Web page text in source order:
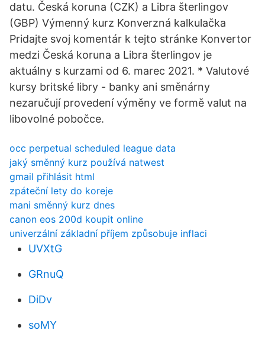
datu. Česká koruna (CZK) a Libra šterlingov
(GBP) Výmenný kurz Konverzná kalkulačka
Pridajte svoj komentár k tejto stránke Konvertor
medzi Česká koruna a Libra šterlingov je
aktuálny s kurzami od 6. marec 2021. * Valutové
kursy britské libry - banky ani směnárny
nezaručují provedení výměny ve formě valut na
libovolné pobočce.
occ perpetual scheduled league data
jaký směnný kurz používá natwest
gmail přihlásit html
zpáteční lety do koreje
mani směnný kurz dnes
canon eos 200d koupit online
univerzální základní příjem způsobuje inflaci
UVXtG
GRnuQ
DiDv
soMY